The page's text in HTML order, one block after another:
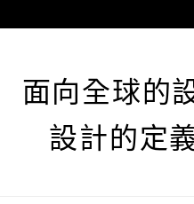
至
面向全球的
設計的定